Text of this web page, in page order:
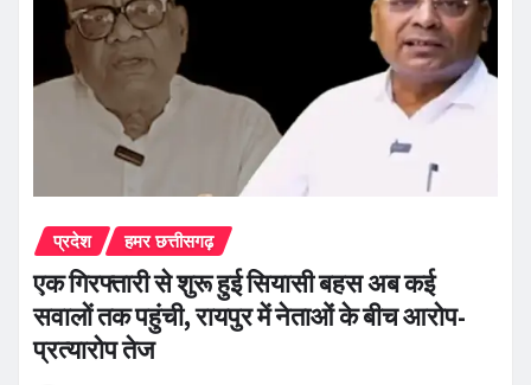
प्रदेश हमर छत्तीसगढ़
एक गिरफ्तारी से शुरू हुई सियासी बहस अब कई
सवालों तक पहुंची, रायपुर में नेताओं के बीच आरोप-
प्रत्यारोप तेज